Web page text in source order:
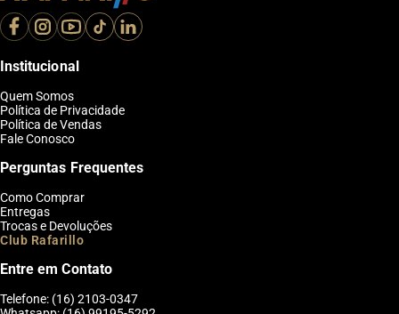
Institucional
Quem Somos
Política de Privacidade
Política de Vendas
Fale Conosco
Perguntas Frequentes
Como Comprar
Entregas
Trocas e Devoluções
Club Rafarillo
Entre em Contato
Telefone: (16) 2103-0347